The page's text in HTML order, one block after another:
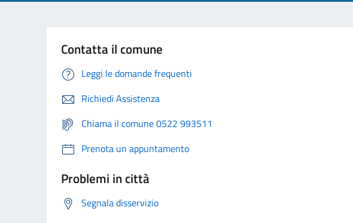
Contatta il comune
Leggi le domande frequenti
Richiedi Assistenza
Chiama il comune 0522 993511
Prenota un appuntamento
Problemi in città
Segnala disservizio